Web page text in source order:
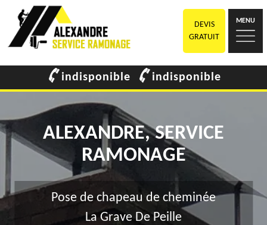
DEVIS
GRATUIT
MENU
indisponible indisponible
ALEXANDRE, SERVICE
RAMONAGE
Pose de chapeau de cheminée
La Grave De Peille